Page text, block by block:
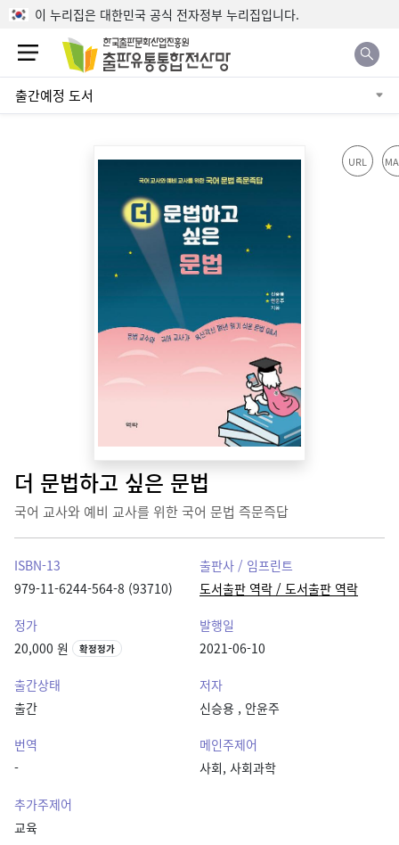
본문으로 바로가기
이 누리집은 대한민국 공식 전자정부 누리집입니다.
출간예정 도서
더 문법하고 싶은 문법
국어 교사와 예비 교사를 위한 국어 문법 즉문즉답
ISBN-13
979-11-6244-564-8 (93710)
출판사 / 임프린트
도서출판 역락 / 도서출판 역락
정가
20,000 원
확정정가
발행일
2021-06-10
출간상태
출간
저자
신승용 , 안윤주
번역
-
메인주제어
사회, 사회과학
추가주제어
교육
URL